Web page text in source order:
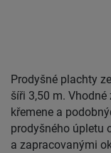
Prodyšné plachty
šíři 3,50 m.
křemene a
prodyšného úpletu
a zapracovanými